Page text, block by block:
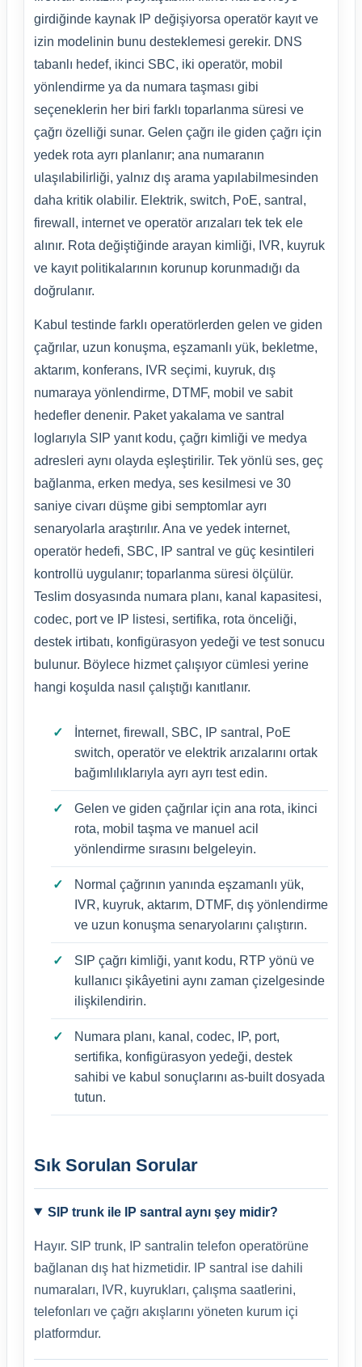
girdiğinde kaynak IP değişiyorsa operatör kayıt ve
izin modelinin bunu desteklemesi gerekir. DNS
tabanlı hedef, ikinci SBC, iki operatör, mobil
yönlendirme ya da numara taşması gibi
seçeneklerin her biri farklı toparlanma süresi ve
çağrı özelliği sunar. Gelen çağrı ile giden çağrı için
yedek rota ayrı planlanır; ana numaranın
ulaşılabilirliği, yalnız dış arama yapılabilmesinden
daha kritik olabilir. Elektrik, switch, PoE, santral,
firewall, internet ve operatör arızaları tek tek ele
alınır. Rota değiştiğinde arayan kimliği, IVR, kuyruk
ve kayıt politikalarının korunup korunmadığı da
doğrulanır.
Kabul testinde farklı operatörlerden gelen ve giden
çağrılar, uzun konuşma, eşzamanlı yük, bekletme,
aktarım, konferans, IVR seçimi, kuyruk, dış
numaraya yönlendirme, DTMF, mobil ve sabit
hedefler denenir. Paket yakalama ve santral
loglarıyla SIP yanıt kodu, çağrı kimliği ve medya
adresleri aynı olayda eşleştirilir. Tek yönlü ses, geç
bağlanma, erken medya, ses kesilmesi ve 30
saniye civarı düşme gibi semptomlar ayrı
senaryolarla araştırılır. Ana ve yedek internet,
operatör hedefi, SBC, IP santral ve güç kesintileri
kontrollü uygulanır; toparlanma süresi ölçülür.
Teslim dosyasında numara planı, kanal kapasitesi,
codec, port ve IP listesi, sertifika, rota önceliği,
destek irtibatı, konfigürasyon yedeği ve test sonucu
bulunur. Böylece hizmet çalışıyor cümlesi yerine
hangi koşulda nasıl çalıştığı kanıtlanır.
İnternet, firewall, SBC, IP santral, PoE
switch, operatör ve elektrik arızalarını ortak
bağımlılıklarıyla ayrı ayrı test edin.
Gelen ve giden çağrılar için ana rota, ikinci
rota, mobil taşma ve manuel acil
yönlendirme sırasını belgeleyin.
Normal çağrının yanında eşzamanlı yük,
IVR, kuyruk, aktarım, DTMF, dış yönlendirme
ve uzun konuşma senaryolarını çalıştırın.
SIP çağrı kimliği, yanıt kodu, RTP yönü ve
kullanıcı şikâyetini aynı zaman çizelgesinde
ilişkilendirin.
Numara planı, kanal, codec, IP, port,
sertifika, konfigürasyon yedeği, destek
sahibi ve kabul sonuçlarını as-built dosyada
tutun.
Sık Sorulan Sorular
SIP trunk ile IP santral aynı şey midir?
Hayır. SIP trunk, IP santralin telefon operatörüne
bağlanan dış hat hizmetidir. IP santral ise dahili
numaraları, IVR, kuyrukları, çalışma saatlerini,
telefonları ve çağrı akışlarını yöneten kurum içi
platformdur.